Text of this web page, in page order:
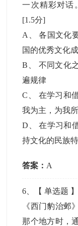
一次精彩对话
[1.5分]
A
、各国文化
国的优秀文化
B
不同文化
遍规律
C
在学习和
我为主，为我
D 、在学习和
持文化的民族
答案： A
6 、【单选题 】
《西门豹治邺
那个地方时，